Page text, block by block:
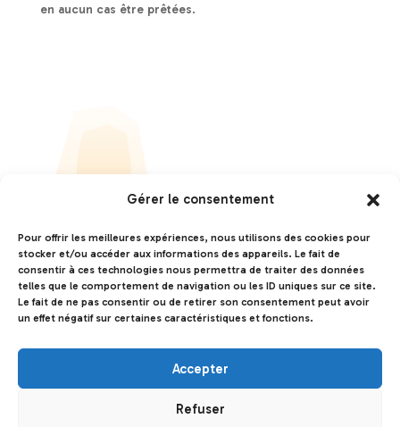
Gérer le consentement
Pour offrir les meilleures expériences, nous utilisons des cookies pour
stocker et/ou accéder aux informations des appareils. Le fait de
consentir à ces technologies nous permettra de traiter des données
telles que le comportement de navigation ou les ID uniques sur ce site.
Le fait de ne pas consentir ou de retirer son consentement peut avoir
un effet négatif sur certaines caractéristiques et fonctions.
Accepter
Refuser
en aucun cas être prêtées.